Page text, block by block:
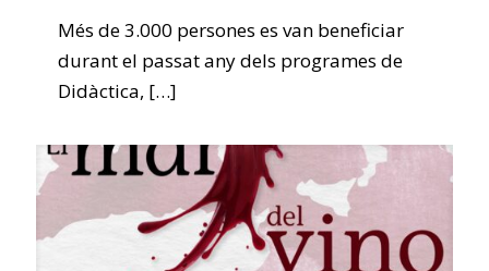
Més de 3.000 persones es van beneficiar
durant el passat any dels programes de
Didàctica, […]